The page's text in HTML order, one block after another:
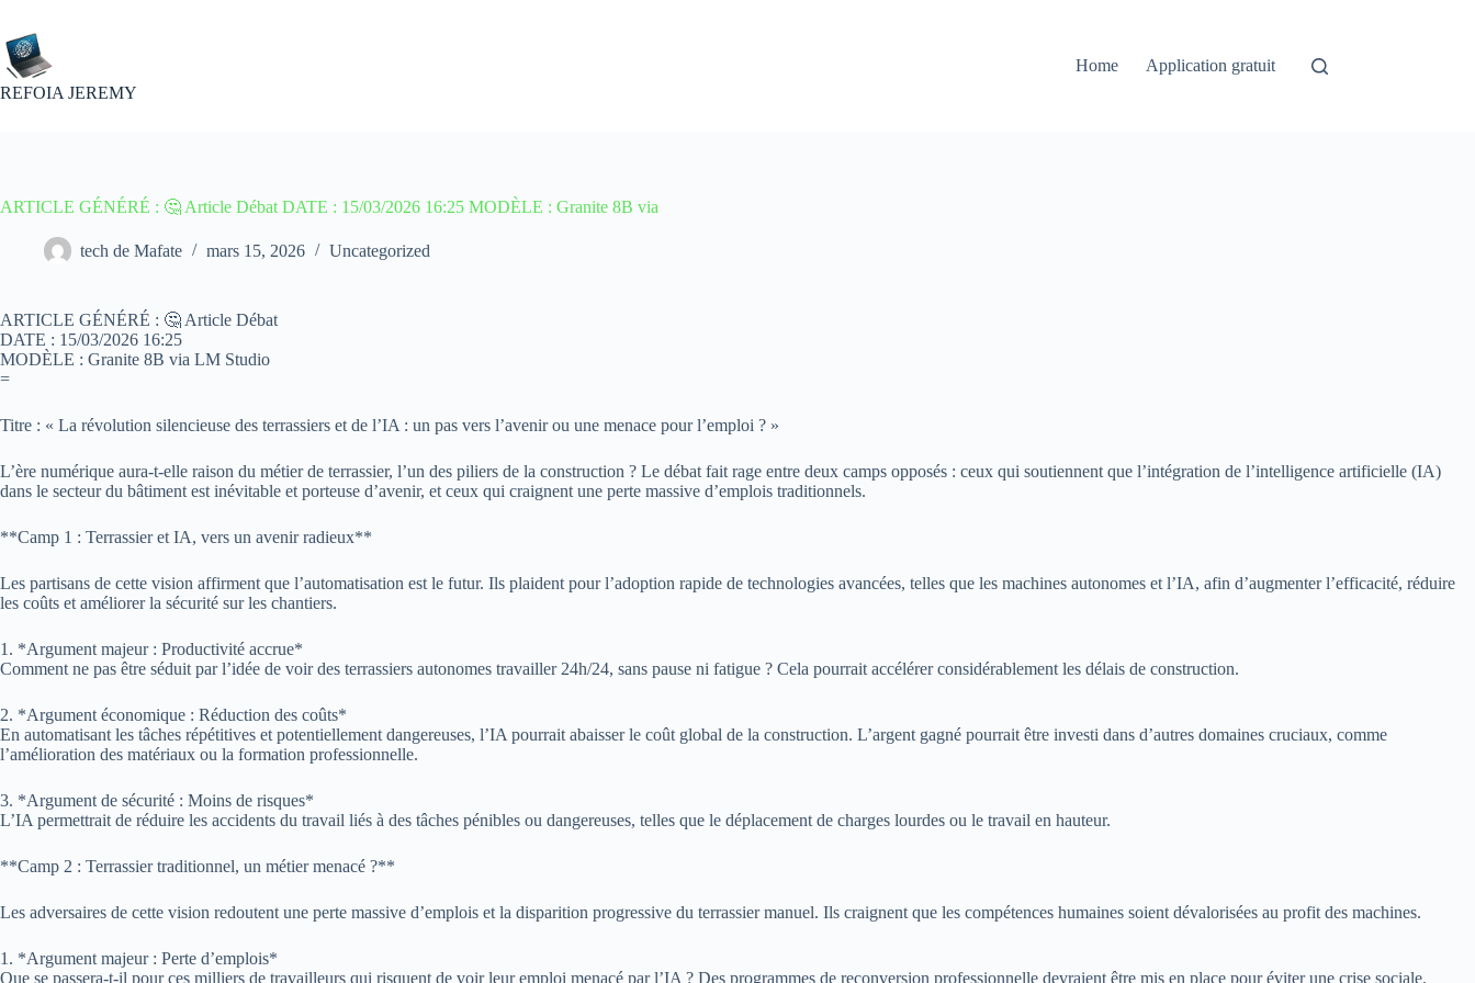
contenu
REFOIA JEREMY
Home Application gratuit
ARTICLE GÉNÉRÉ : 🤔 Article Débat DATE : 15/03/2026 16:25 MODÈLE : Granite 8B via
tech de Mafate mars 15, 2026 Uncategorized
ARTICLE GÉNÉRÉ : 🤔 Article Débat
DATE : 15/03/2026 16:25
MODÈLE : Granite 8B via LM Studio
=
Titre : « La révolution silencieuse des terrassiers et de l’IA : un pas vers l’avenir ou une menace pour l’emploi ? »
L’ère numérique aura-t-elle raison du métier de terrassier, l’un des piliers de la construction ? Le débat fait rage entre deux camps opposés : ceux qui soutiennent que l’intégration de l’intelligence artificielle (IA)
dans le secteur du bâtiment est inévitable et porteuse d’avenir, et ceux qui craignent une perte massive d’emplois traditionnels.
**Camp 1 : Terrassier et IA, vers un avenir radieux**
Les partisans de cette vision affirment que l’automatisation est le futur. Ils plaident pour l’adoption rapide de technologies avancées, telles que les machines autonomes et l’IA, afin d’augmenter l’efficacité, réduire
les coûts et améliorer la sécurité sur les chantiers.
1. *Argument majeur : Productivité accrue*
Comment ne pas être séduit par l’idée de voir des terrassiers autonomes travailler 24h/24, sans pause ni fatigue ? Cela pourrait accélérer considérablement les délais de construction.
2. *Argument économique : Réduction des coûts*
En automatisant les tâches répétitives et potentiellement dangereuses, l’IA pourrait abaisser le coût global de la construction. L’argent gagné pourrait être investi dans d’autres domaines cruciaux, comme
l’amélioration des matériaux ou la formation professionnelle.
3. *Argument de sécurité : Moins de risques*
L’IA permettrait de réduire les accidents du travail liés à des tâches pénibles ou dangereuses, telles que le déplacement de charges lourdes ou le travail en hauteur.
**Camp 2 : Terrassier traditionnel, un métier menacé ?**
Les adversaires de cette vision redoutent une perte massive d’emplois et la disparition progressive du terrassier manuel. Ils craignent que les compétences humaines soient dévalorisées au profit des machines.
1. *Argument majeur : Perte d’emplois*
Que se passera-t-il pour ces milliers de travailleurs qui risquent de voir leur emploi menacé par l’IA ? Des programmes de reconversion professionnelle devraient être mis en place pour éviter une crise sociale.